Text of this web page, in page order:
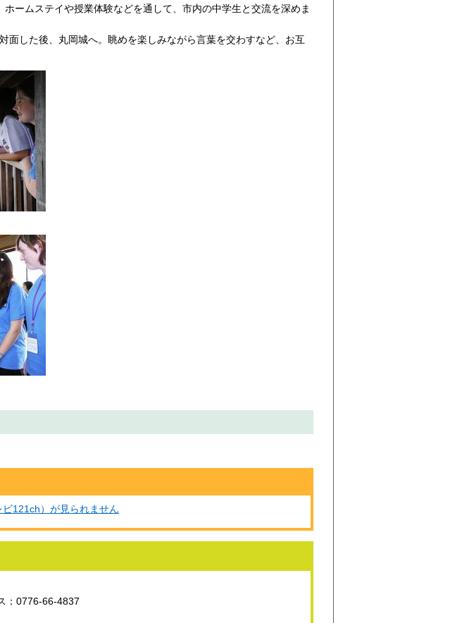
ームステイや授業体験などを通して、市内の中学生と交流を深めま
面した後、丸岡城へ。眺めを楽しみながら言葉を交わすなど、お互
121ch）が見られません
：0776-66-4837